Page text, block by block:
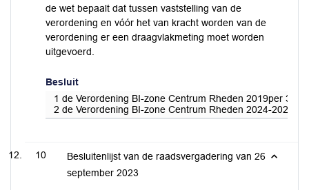
de wet bepaalt dat tussen vaststelling van de
verordening en vóór het van kracht worden van de
verordening er een draagvlakmeting moet worden
uitgevoerd.
Besluit
1 de Verordening BI-zone Centrum Rheden 2019per 31
2 de Verordening BI-zone Centrum Rheden 2024-2028
10
Besluitenlijst van de raadsvergadering van 26
september 2023